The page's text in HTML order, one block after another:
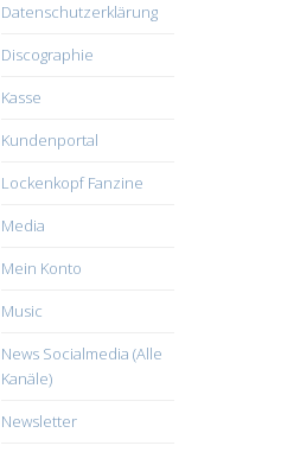
Datenschutzerklärung
Discographie
Kasse
Kundenportal
Lockenkopf Fanzine
Media
Mein Konto
Music
News Socialmedia (Alle
Kanäle)
Newsletter